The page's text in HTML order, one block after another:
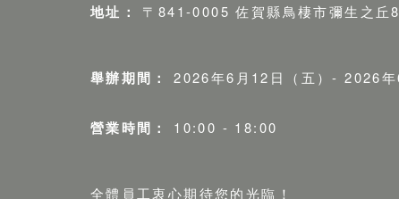
地址： 〒841-0005 佐賀縣鳥棲市彌生之丘
舉辦期間： 2026年6月12日（五）- 2026年
營業時間： 10:00 - 18:00
全體員工衷心期待您的光臨！